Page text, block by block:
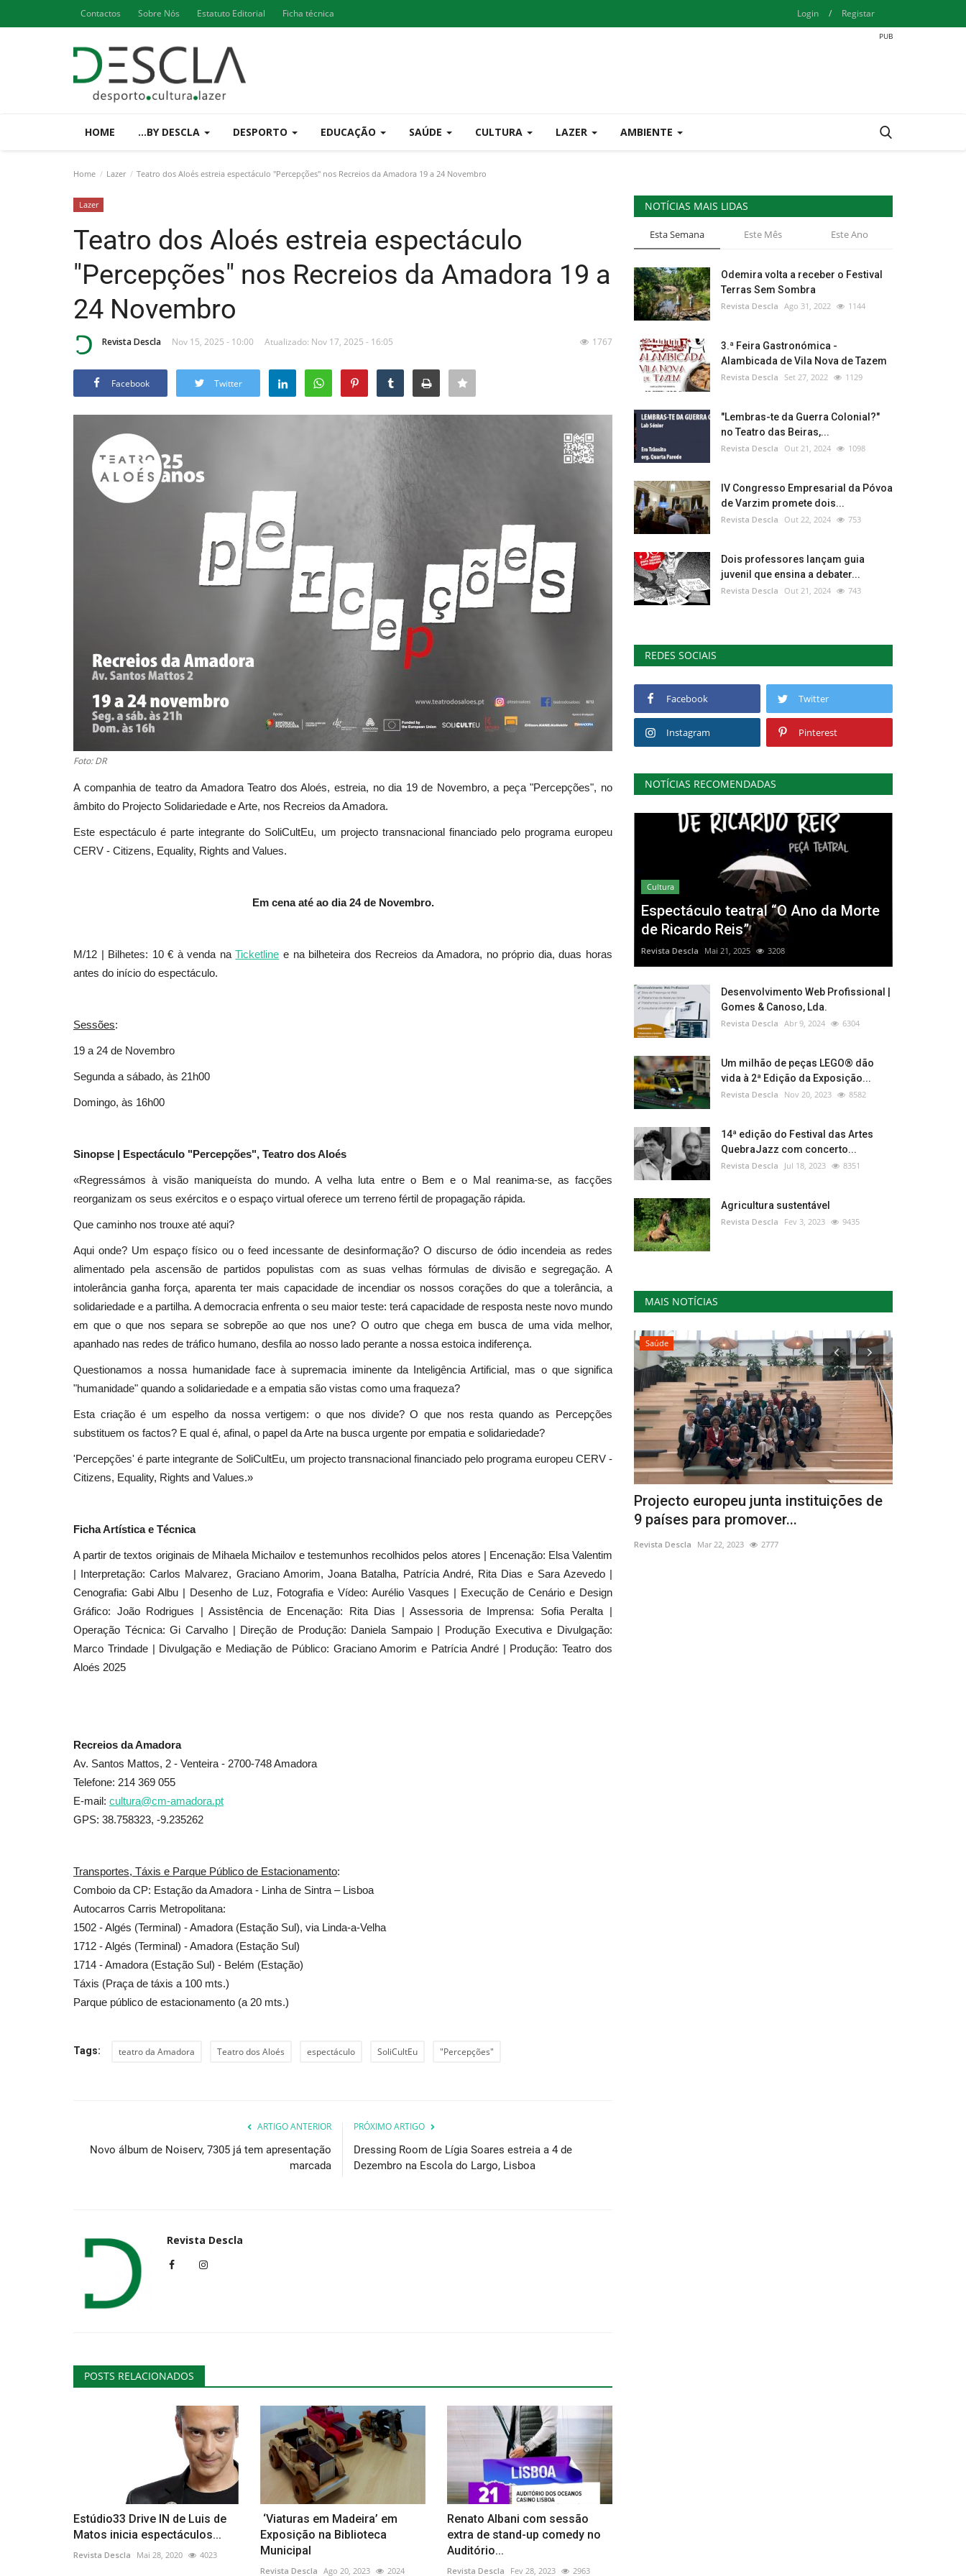
Contactos Sobre Nós Estatuto Editorial Ficha técnica Login / Registar
HOME ...BY DESCLA DESPORTO EDUCAÇÃO SAÚDE CULTURA LAZER AMBIENTE
Home Lazer Teatro dos Aloés estreia espectáculo "Percepções" nos Recreios da Amadora 19 a 24 Novembro
Lazer
Teatro dos Aloés estreia espectáculo
"Percepções" nos Recreios da Amadora 19 a
24 Novembro
Revista Descla Nov 15, 2025 - 10:00 Atualizado: Nov 17, 2025 - 16:05 1767
Facebook Twitter
Foto: DR
A companhia de teatro da Amadora Teatro dos Aloés, estreia, no dia 19 de Novembro, a peça "Percepções", no
âmbito do Projecto Solidariedade e Arte, nos Recreios da Amadora.
Este espectáculo é parte integrante do SoliCultEu, um projecto transnacional financiado pelo programa europeu
CERV - Citizens, Equality, Rights and Values.
Em cena até ao dia 24 de Novembro.
M/12 | Bilhetes: 10 € à venda naTicketline e na bilheteira dos Recreios da Amadora, no próprio dia, duas horas
antes do início do espectáculo.
Sessões:
19 a 24 de Novembro
Segunda a sábado, às 21h00
Domingo, às 16h00
Sinopse | Espectáculo "Percepções", Teatro dos Aloés
«Regressámos à visão maniqueísta do mundo. A velha luta entre o Bem e o Mal reanima-se, as facções
reorganizam os seus exércitos e o espaço virtual oferece um terreno fértil de propagação rápida.
Que caminho nos trouxe até aqui?
Aqui onde? Um espaço físico ou o feed incessante de desinformação? O discurso de ódio incendeia as redes
alimentado pela ascensão de partidos populistas com as suas velhas fórmulas de divisão e segregação. A
intolerância ganha força, aparenta ter mais capacidade de incendiar os nossos corações do que a tolerância, a
solidariedade e a partilha. A democracia enfrenta o seu maior teste: terá capacidade de resposta neste novo mundo
em que o que nos separa se sobrepõe ao que nos une? O outro que chega em busca de uma vida melhor,
apanhado nas redes de tráfico humano, desfila ao nosso lado perante a nossa estoica indiferença.
Questionamos a nossa humanidade face à supremacia iminente da Inteligência Artificial, mas o que significa
"humanidade" quando a solidariedade e a empatia são vistas como uma fraqueza?
Esta criação é um espelho da nossa vertigem: o que nos divide? O que nos resta quando as Percepções
substituem os factos? E qual é, afinal, o papel da Arte na busca urgente por empatia e solidariedade?
'Percepções' é parte integrante de SoliCultEu, um projecto transnacional financiado pelo programa europeu CERV -
Citizens, Equality, Rights and Values.»
Ficha Artística e Técnica
A partir de textos originais de Mihaela Michailov e testemunhos recolhidos pelos atores | Encenação: Elsa Valentim
| Interpretação: Carlos Malvarez, Graciano Amorim, Joana Batalha, Patrícia André, Rita Dias e Sara Azevedo |
Cenografia: Gabi Albu | Desenho de Luz, Fotografia e Vídeo: Aurélio Vasques | Execução de Cenário e Design
Gráfico: João Rodrigues | Assistência de Encenação: Rita Dias | Assessoria de Imprensa: Sofia Peralta |
Operação Técnica: Gi Carvalho | Direção de Produção: Daniela Sampaio | Produção Executiva e Divulgação:
Marco Trindade | Divulgação e Mediação de Público: Graciano Amorim e Patrícia André | Produção: Teatro dos
Aloés 2025
Recreios da Amadora
Av. Santos Mattos, 2 - Venteira - 2700-748 Amadora
Telefone: 214 369 055
E-mail: cultura@cm-amadora.pt
GPS: 38.758323, -9.235262
Transportes, Táxis e Parque Público de Estacionamento:
Comboio da CP: Estação da Amadora - Linha de Sintra – Lisboa
Autocarros Carris Metropolitana:
1502 - Algés (Terminal) - Amadora (Estação Sul), via Linda-a-Velha
1712 - Algés (Terminal) - Amadora (Estação Sul)
1714 - Amadora (Estação Sul) - Belém (Estação)
Táxis (Praça de táxis a 100 mts.)
Parque público de estacionamento (a 20 mts.)
Tags: teatro da Amadora Teatro dos Aloés espectáculo SoliCultEu "Percepções"
ARTIGO ANTERIOR
Novo álbum de Noiserv, 7305 já tem apresentação
marcada
PRÓXIMO ARTIGO
Dressing Room de Lígia Soares estreia a 4 de
Dezembro na Escola do Largo, Lisboa
Revista Descla
POSTS RELACIONADOS
Estúdio33 Drive IN de Luis de
Matos inicia espectáculos...
Revista Descla Mai 28, 2020 4023
‘Viaturas em Madeira’ em
Exposição na Biblioteca
Municipal
Revista Descla Ago 20, 2023 2024
Renato Albani com sessão
extra de stand-up comedy no
Auditório...
Revista Descla Fev 28, 2023 2963
NOTÍCIAS MAIS LIDAS
Esta Semana Este Mês Este Ano
Odemira volta a receber o Festival
Terras Sem Sombra
Revista Descla Ago 31, 2022 1144
3.ª Feira Gastronómica -
Alambicada de Vila Nova de Tazem
Revista Descla Set 27, 2022 1129
"Lembras-te da Guerra Colonial?"
no Teatro das Beiras,...
Revista Descla Out 21, 2024 1098
IV Congresso Empresarial da Póvoa
de Varzim promete dois...
Revista Descla Out 22, 2024 753
Dois professores lançam guia
juvenil que ensina a debater...
Revista Descla Out 21, 2024 743
REDES SOCIAIS
Facebook Twitter
Instagram Pinterest
NOTÍCIAS RECOMENDADAS
Cultura
Espectáculo teatral “O Ano da Morte
de Ricardo Reis”
Revista Descla Mai 21, 2025 3208
Desenvolvimento Web Profissional |
Gomes & Canoso, Lda.
Revista Descla Abr 9, 2024 6304
Um milhão de peças LEGO® dão
vida à 2ª Edição da Exposição...
Revista Descla Nov 20, 2023 8582
14ª edição do Festival das Artes
QuebraJazz com concerto...
Revista Descla Jul 18, 2023 8351
Agricultura sustentável
Revista Descla Fev 3, 2023 9435
MAIS NOTÍCIAS
Lazer
Revista Descla Dez 10, 2022
Cultura Saúde
Projecto europeu junta instituições de
9 países para promover...
Revista Descla Mar 22, 2023 2777